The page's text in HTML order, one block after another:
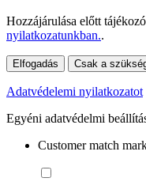
Hozzájárulása előtt
nyilatkozatunkban..
Elfogadás Csak a
Adatvédelemi nyilatkozatot
Egyéni adatvédelmi
Customer match